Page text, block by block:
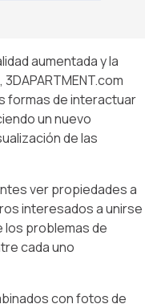
aumentada y la
formas de interactuar
un nuevo
de las
ver propiedades a
interesados a unirse
los problemas de
cada uno
con fotos de